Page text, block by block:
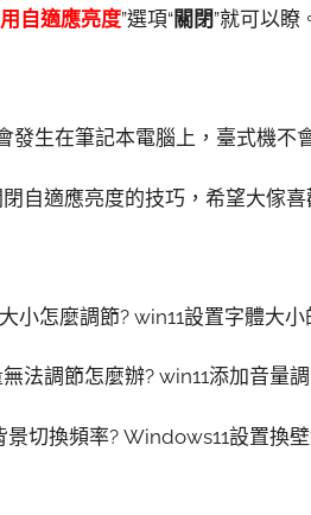
自適應亮度”選項“關閉”就可以瞭
發生在筆記本電腦上，臺式機不
自適應亮度的技巧，希望大傢
小怎麼調節? win11設置字體大小
法調節怎麼辦? win11添加音量
景切換頻率? Windows11設置換